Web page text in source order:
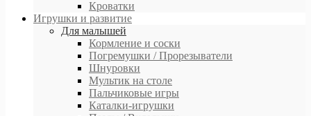
Кроватки
Игрушки и развитие
Для малышей
Кормление и соски
Погремушки / Прорезыватели
Шнуровки
Мультик на столе
Пальчиковые игры
Каталки-игрушки